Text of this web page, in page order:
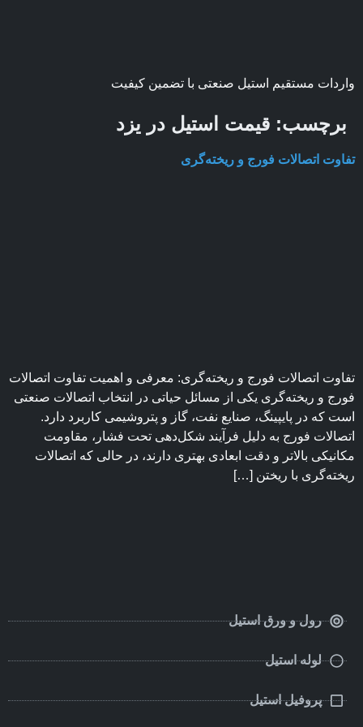
واردات مستقیم استیل صنعتی با تضمین کیفیت
برچسب: قیمت استیل در یزد
تفاوت اتصالات فورج و ریخته‌گری
تفاوت اتصالات فورج و ریخته‌گری: معرفی و اهمیت تفاوت اتصالات
فورج و ریخته‌گری یکی از مسائل حیاتی در انتخاب اتصالات صنعتی
است که در پایپینگ، صنایع نفت، گاز و پتروشیمی کاربرد دارد.
اتصالات فورج به دلیل فرآیند شکل‌دهی تحت فشار، مقاومت
مکانیکی بالاتر و دقت ابعادی بهتری دارند، در حالی که اتصالات
ریخته‌گری با ریختن […]
رول و ورق استیل
لوله استیل
پروفیل استیل